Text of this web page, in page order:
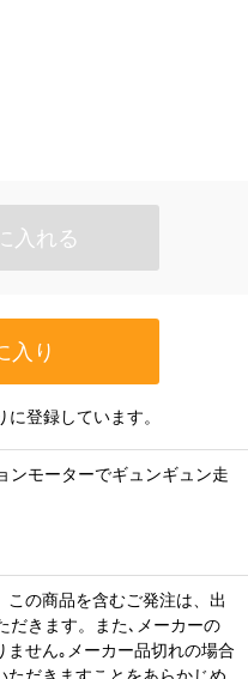
入れる
入り
登録しています。
ンモーターでギュンギュン走
の商品を含むご発注は、出
だきます。また､メーカーの
せん｡メーカー品切れの場合